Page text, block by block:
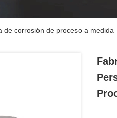
de corrosión de proceso a medida